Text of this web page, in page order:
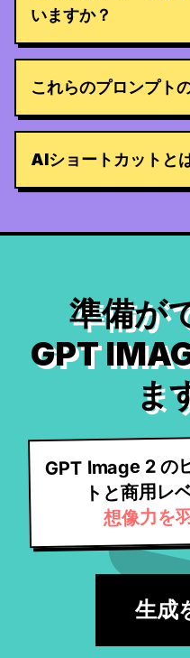
いますか？
これらのプロンプト
AIショートカットと
準備が
GPT
ま
GPT Image 2 の
トと商用レ
想像力を
生成